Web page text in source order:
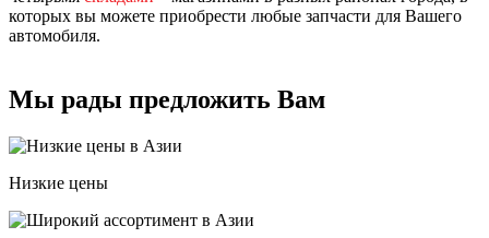
которых вы можете приобрести любые запчасти для Вашего
автомобиля.
Мы рады предложить Вам
Низкие цены